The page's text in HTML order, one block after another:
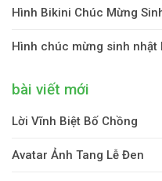
Hình Bikini Chúc Mừng
Hình chúc mừng sinh nhật
bài viết mới
Lời Vĩnh Biệt Bố Chồng
Avatar Ảnh Tang Lễ Đen